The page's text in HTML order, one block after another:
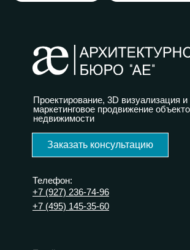
Телефон:
+7 (927) 236-74-96
+7 (495) 145-35-60
Проектирование, 3D визуализация и
маркетинговое продвижение
недвижимости
Заказать консультацию